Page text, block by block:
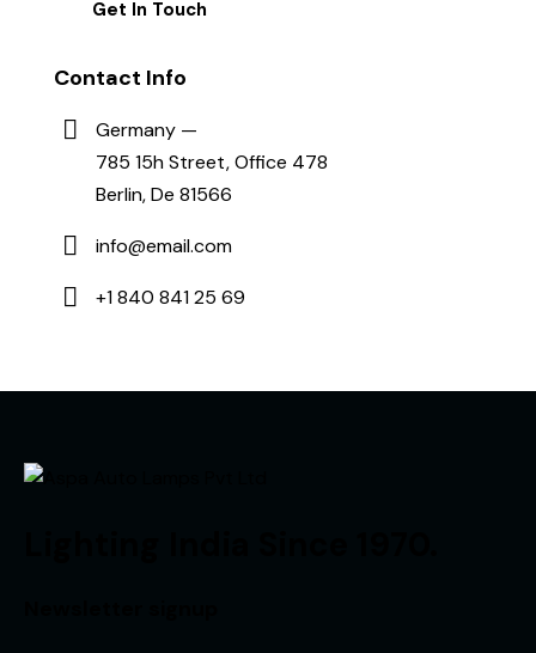
Contact Info
Germany —
785 15h Street, Office 478
Berlin, De 81566
info@email.com
+1 840 841 25 69